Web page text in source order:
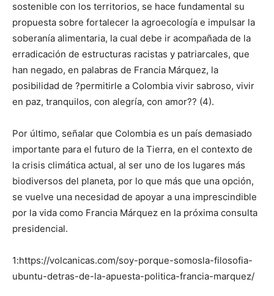
sostenible con los territorios, se hace fundamental su
propuesta sobre fortalecer la agroecología e impulsar la
soberanía alimentaria, la cual debe ir acompañada de la
erradicación de estructuras racistas y patriarcales, que
han negado, en palabras de Francia Márquez, la
posibilidad de ?permitirle a Colombia vivir sabroso, vivir
en paz, tranquilos, con alegría, con amor?? (4).
Por último, señalar que Colombia es un país demasiado
importante para el futuro de la Tierra, en el contexto de
la crisis climática actual, al ser uno de los lugares más
biodiversos del planeta, por lo que más que una opción,
se vuelve una necesidad de apoyar a una imprescindible
por la vida como Francia Márquez en la próxima consulta
presidencial.
1:https://volcanicas.com/soy-porque-somosla-filosofia-
ubuntu-detras-de-la-apuesta-politica-francia-marquez/